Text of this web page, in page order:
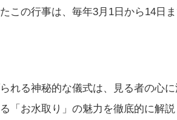
この行事は、毎年3月1日から14日
れる神秘的な儀式は、見る者の心
「お水取り」の魅力を徹底的に解